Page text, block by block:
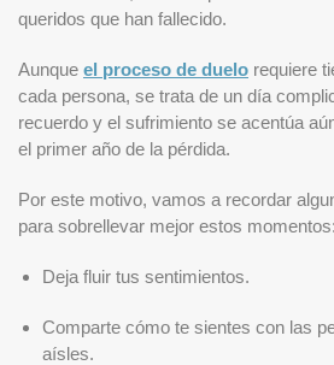
queridos que han fallecido.
Aunque el proceso de duelo requiere
cada persona, se trata de un día
recuerdo y el sufrimiento se acentúa
el primer año de la pérdida.
Por este motivo, vamos a recordar
para sobrellevar mejor estos momentos:
Deja fluir tus sentimientos.
Comparte cómo te sientes con las
aísles.